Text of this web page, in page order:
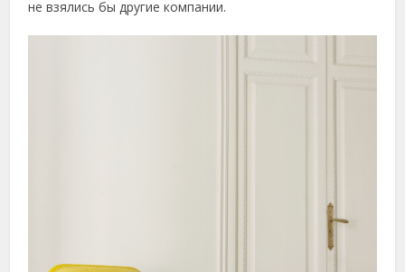
не взялись бы другие компании.